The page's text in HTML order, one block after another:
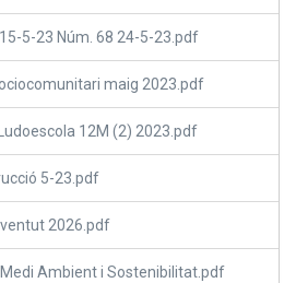
15-5-23 Núm. 68 24-5-23.pdf
maig 2023.pdf
12M (2) 2023.pdf
5-23.pdf
2026.pdf
Ambient i Sostenibilitat.pdf